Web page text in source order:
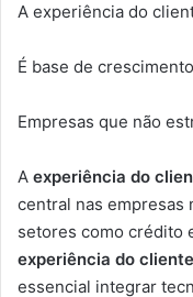
A experiência do
É base de
Empresas que não
A experiência do
central nas empresas
setores como crédito
experiência do cliente
essencial integrar